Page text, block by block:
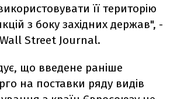
її територію
з боку західних держав", -
Street Journal.
що введене раніше
на поставки ряду видів